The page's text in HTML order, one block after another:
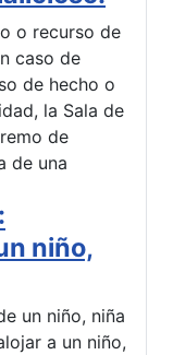
o recurso de
caso de
de hecho o
la Sala de
de
de una
niño,
un niño, niña
a un niño,